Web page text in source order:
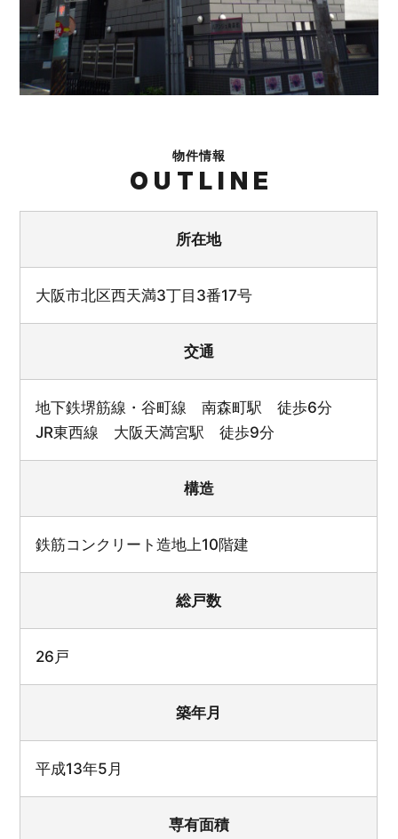
物件情報
OUTLINE
所在地
大阪市北区西天満3丁目3番17号
交通
地下鉄堺筋線・谷町線 南森町駅 徒歩6分
JR東西線 大阪天満宮駅 徒歩9分
構造
鉄筋コンクリート造地上10階建
総戸数
26戸
築年月
平成13年5月
専有面積